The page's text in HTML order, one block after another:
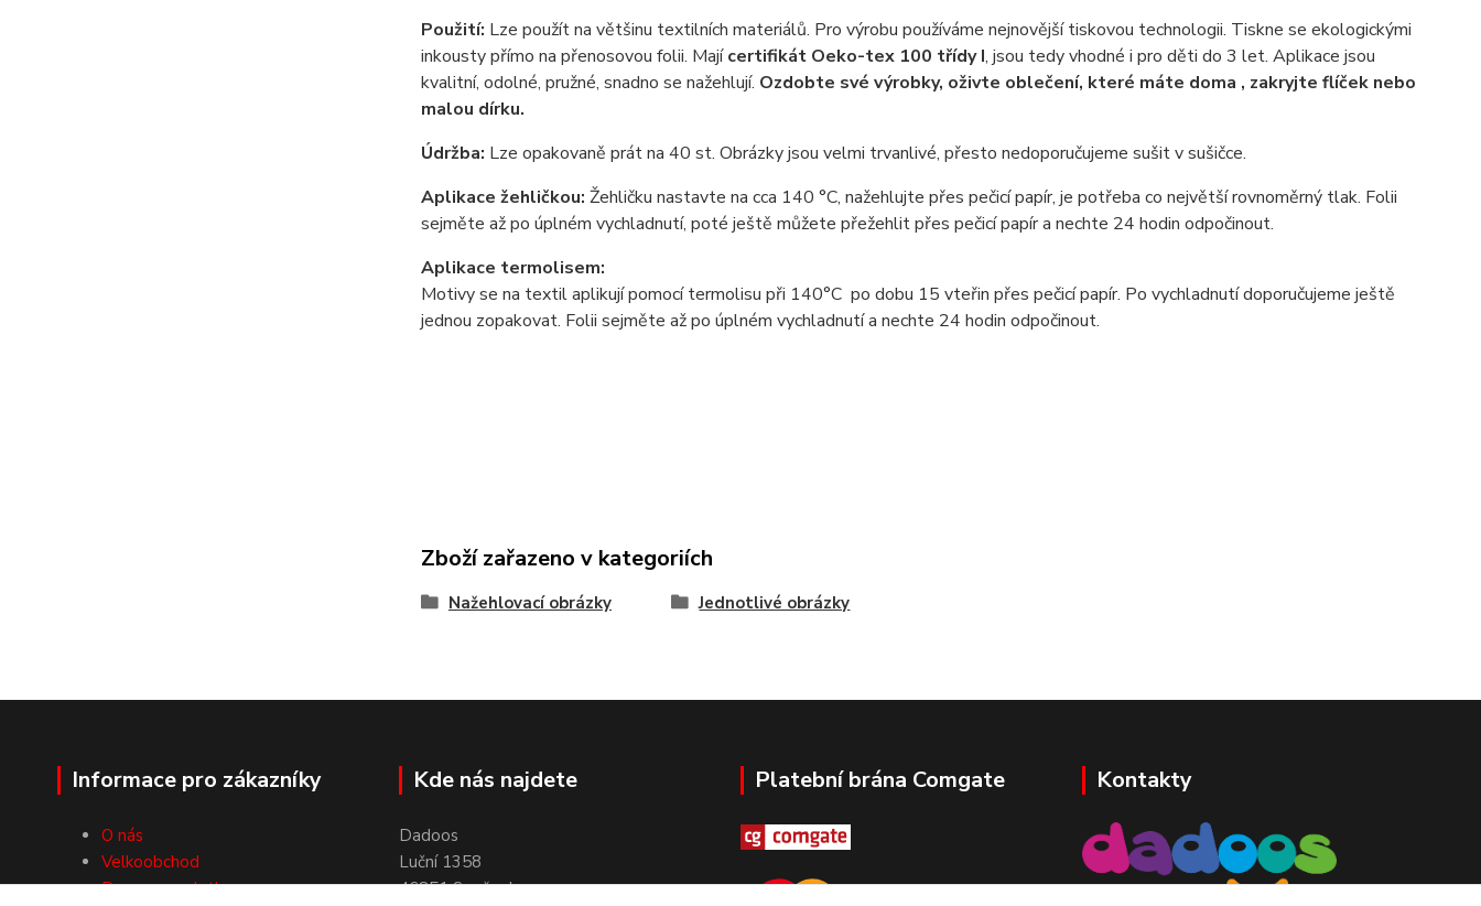
Použití: Lze použít na většinu textilních materiálů. Pro výrobu používáme nejnovější tiskovou technologii. Tiskne se ekologickými
inkousty přímo na přenosovou folii. Majícertifikát Oeko-tex 100 třídy I, jsou tedy vhodné i pro děti do 3 let. Aplikace jsou
kvalitní, odolné, pružné, snadno se nažehlují. Ozdobte své výrobky, oživte oblečení, které máte doma , zakryjte flíček nebo
malou dírku.
Údržba: Lze opakovaně prát na 40 st. Obrázky jsou velmi trvanlivé, přesto nedoporučujeme sušit v sušičce.
Aplikace žehličkou: Žehličku nastavte na cca 140 °C, nažehlujte přes pečicí papír, je potřeba co největší rovnoměrný tlak. Folii
sejměte až po úplném vychladnutí, poté ještě můžete přežehlit přes pečicí papír a nechte 24 hodin odpočinout.
Aplikace termolisem:
Motivy se na textil aplikují pomocí termolisu při 140°C po dobu 15 vteřin přes pečicí papír. Po vychladnutí doporučujeme ještě
jednou zopakovat. Folii sejměte až po úplném vychladnutí a nechte 24 hodin odpočinout.
Zboží zařazeno v kategoriích
Nažehlovací obrázky Jednotlivé obrázky
Informace pro zákazníky
O nás
Velkoobchod
Doprava a platby
Kde nás najdete
Dadoos
Luční 1358
46851 Smržovka
Platební brána Comgate Kontakty